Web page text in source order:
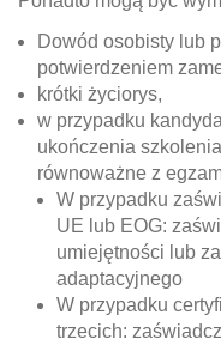
Dowód osobisty lub
potwierdzeniem
krótki życiorys,
w przypadku
ukończenia
równoważne z
W przypadku
UE lub EOG:
umiejętności lub
adaptacyjnego
W przypadku
trzecich: